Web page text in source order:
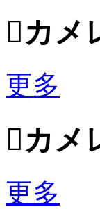
 カメ
更多
 カメ
更多